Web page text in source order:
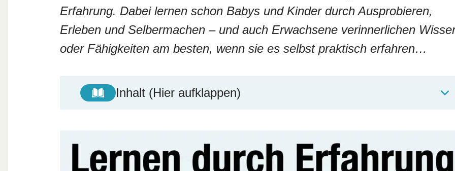
Erfahrung. Dabei lernen schon Babys und Kinder durch Ausprobieren,
Erleben und Selbermachen – und auch Erwachsene verinnerlichen
oder Fähigkeiten am besten, wenn sie es selbst praktisch erfahren…
Inhalt (Hier aufklappen)